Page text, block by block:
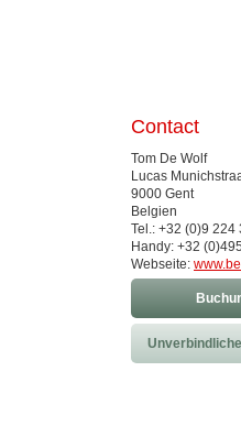
Contact
Tom De Wolf
Lucas
9000 Gent
Belgien
Tel.: +32 (0)9 224
Handy: +32
Webseite: